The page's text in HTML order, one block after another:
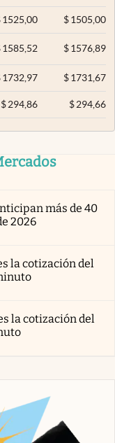
1525,00 $1505,00
1585,52 $1576,89
1732,97 $1731,67
$ 294,86 $294,66
más de 40
2026
la cotización del
la cotización del